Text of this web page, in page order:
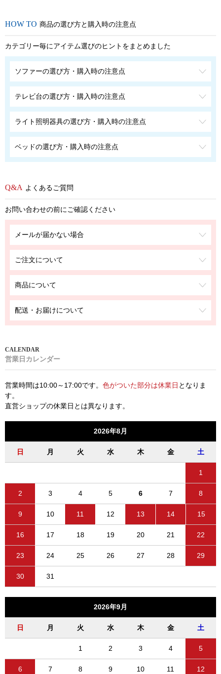
商品の選び方と購入時の注意点
カテゴリー毎にアイテム選びのヒントをまとめました
ソファーの選び方・購入時の注意点
テレビ台の選び方・購入時の注意点
ライト照明器具の選び方・購入時の注意点
ベッドの選び方・購入時の注意点
よくあるご質問
お問い合わせの前にご確認ください
メールが届かない場合
ご注文について
商品について
配送・お届けについて
営業日カレンダー
営業時間は10:00～17:00です。 色がついた部分は休業日 となりま
す。
直営ショップの休業日とは異なります。
2026年8月
日 月 火 水 木 金 土
1
2 3 4 5 6 7 8
9 10 11 12 13 14 15
16 17 18 19 20 21 22
23 24 25 26 27 28 29
30 31
2026年9月
日 月 火 水 木 金 土
1 2 3 4 5
6 7 8 9 10 11 12